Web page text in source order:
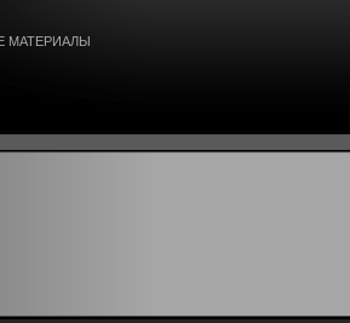
МАТЕРИАЛЫ